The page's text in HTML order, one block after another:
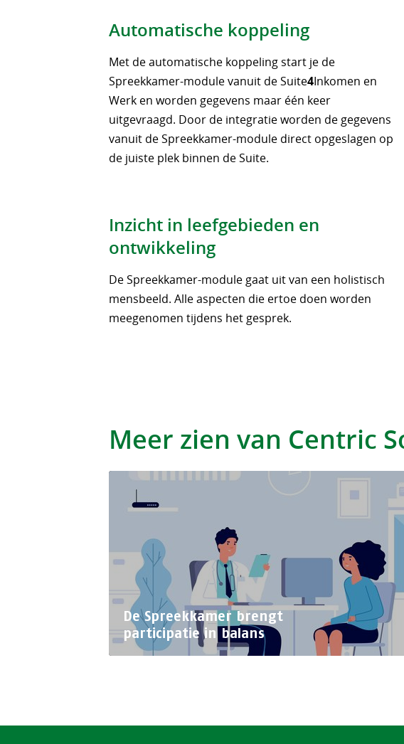
Automatische koppeling
Met de automatische koppeling start je de
Spreekkamer-module vanuit de Suite4Inkomen en
Werk en worden gegevens maar één keer
uitgevraagd. Door de integratie worden de gegevens
vanuit de Spreekkamer-module direct opgeslagen op
de juiste plek binnen de Suite.
Inzicht in leefgebieden en
ontwikkeling
De Spreekkamer-module gaat uit van een holistisch
mensbeeld. Alle aspecten die ertoe doen worden
meegenomen tijdens het gesprek.
Meer zien van Centric
De Spreekkamer brengt
participatie in balans